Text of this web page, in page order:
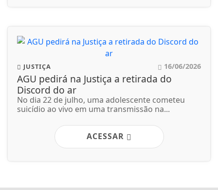
JUSTIÇA 16/06/2026
AGU pedirá na Justiça a retirada do
Discord do ar
No dia 22 de julho, uma adolescente cometeu
suicídio ao vivo em uma transmissão na...
ACESSAR